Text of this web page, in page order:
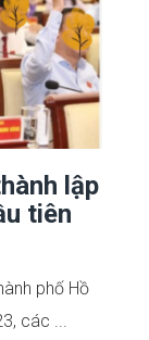
lập
tiên
phố Hồ
các ...